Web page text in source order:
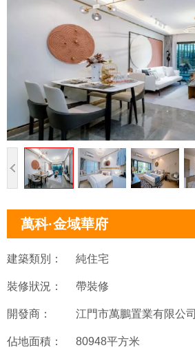
萬科·金域華府
建築類別： 純住宅
裝修狀況： 帶裝修
開發商： 江門市萬鵬置業有限公司
佔地面積： 80948平方米